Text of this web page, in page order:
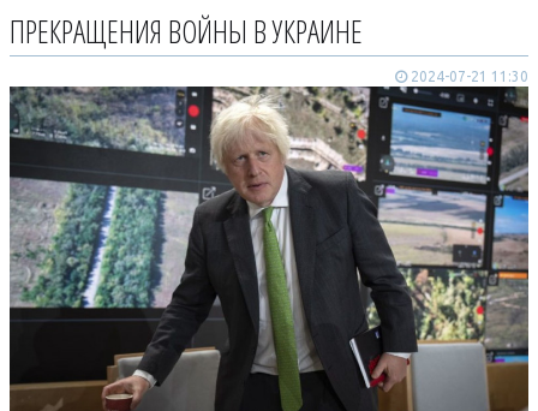
ПРЕКРАЩЕНИЯ ВОЙНЫ В УКРАИНЕ
2024-07-21 11:30